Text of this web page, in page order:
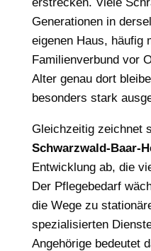
Generationen in
eigenen Haus, häufig
Familienverbund vor
Alter genau dort
besonders stark
Gleichzeitig zeichnet
Schwarzwald-Baar-
Entwicklung ab, die
Der Pflegebedarf
die Wege zu
spezialisierten
Angehörige bedeutet